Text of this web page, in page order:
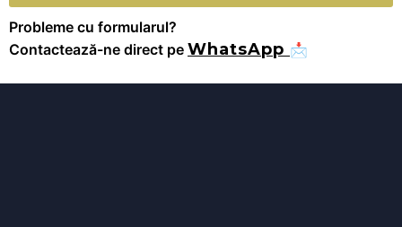
Probleme cu formularul?
Contactează-ne direct pe WhatsApp 📩